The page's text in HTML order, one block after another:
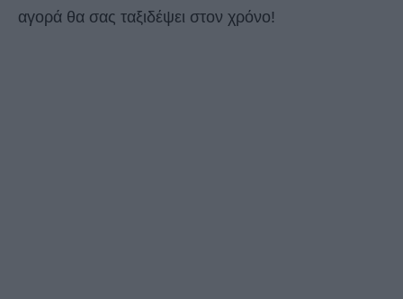
αγορά θα σας ταξιδέψει στον χρόνο!